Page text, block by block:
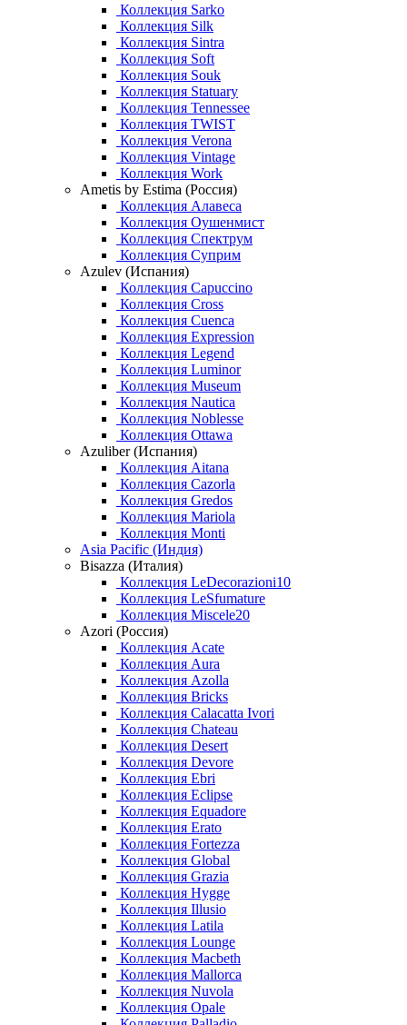
Коллекция Sarko
Коллекция Silk
Коллекция Sintra
Коллекция Soft
Коллекция Souk
Коллекция Statuary
Коллекция Tennessee
Коллекция TWIST
Коллекция Verona
Коллекция Vintage
Коллекция Work
Ametis by Estima (Россия)
Коллекция Алавеса
Коллекция Оушенмист
Коллекция Спектрум
Коллекция Суприм
Azulev (Испания)
Коллекция Capuccino
Коллекция Cross
Коллекция Cuenca
Коллекция Expression
Коллекция Legend
Коллекция Luminor
Коллекция Museum
Коллекция Nautica
Коллекция Noblesse
Коллекция Ottawa
Azuliber (Испания)
Коллекция Aitana
Коллекция Cazorla
Коллекция Gredos
Коллекция Mariola
Коллекция Monti
Asia Pacific (Индия)
Bisazza (Италия)
Коллекция LeDecorazioni10
Коллекция LeSfumature
Коллекция Miscele20
Azori (Россия)
Коллекция Acate
Коллекция Aura
Коллекция Azolla
Коллекция Bricks
Коллекция Calacatta Ivori
Коллекция Chateau
Коллекция Desert
Коллекция Devore
Коллекция Ebri
Коллекция Eclipse
Коллекция Equadore
Коллекция Erato
Коллекция Fortezza
Коллекция Global
Коллекция Grazia
Коллекция Hygge
Коллекция Illusio
Коллекция Latila
Коллекция Lounge
Коллекция Macbeth
Коллекция Mallorca
Коллекция Nuvola
Коллекция Opale